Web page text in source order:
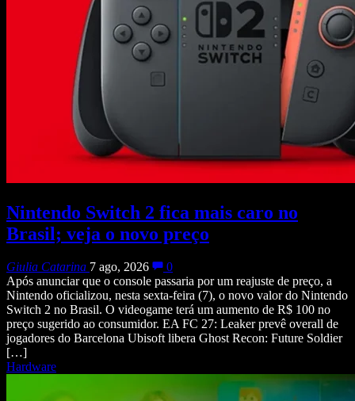
Nintendo Switch 2 fica mais caro no
Brasil; veja o novo preço
Giulia Catarina 7 ago, 2026
0
Após anunciar que o console passaria por um reajuste de preço, a
Nintendo oficializou, nesta sexta-feira (7), o novo valor do Nintendo
Switch 2 no Brasil. O videogame terá um aumento de R$ 100 no
preço sugerido ao consumidor. EA FC 27: Leaker prevê overall de
jogadores do Barcelona Ubisoft libera Ghost Recon: Future Soldier
[…]
Hardware